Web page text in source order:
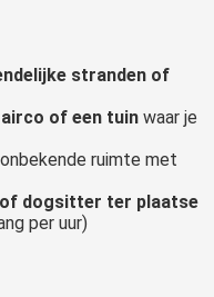
stranden of
airco of een tuin waar je
ruimte met
of dogsitter ter plaatse
per uur)